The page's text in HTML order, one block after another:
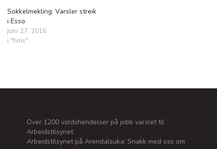
Sokkelmekling: Varsler streik
i Esso
juni 27, 2016
i "hms"
Over 1200 voldshendelser på jobb varslet til
Arbeidstilsynet
Arbeidstilsynet på Arendalsuka: Snakk med oss om